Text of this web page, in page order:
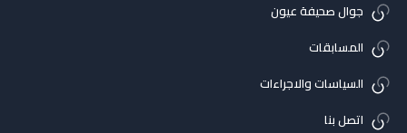
جوال صحيفة عيون
المسابقات
السياسات والاجراءات
اتصل بنا